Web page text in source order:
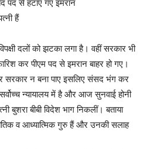
पद से हटाए गए इमरान
हैं
दलों को झटका लगा है। वहीं सरकार भी
कर पीएम पद से इमरान बाहर हो गए।
सरकार न बना पाए इसलिए संसद भंग कर
न्यायालय में है और आज सुनवाई होनी
बुशरा बीबी विदेश भाग निकलीं। बताया
व आध्यात्मिक गुरु हैं और उनकी सलाह